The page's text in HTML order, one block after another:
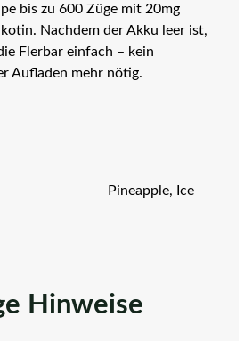
bis zu 600 Züge mit 20mg
Nachdem der Akku leer ist,
Flerbar einfach – kein
Aufladen mehr nötig.
Pineapple, Ice
Hinweise